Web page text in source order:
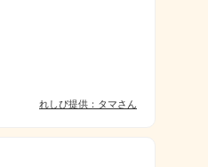
れしぴ提供：タマさん